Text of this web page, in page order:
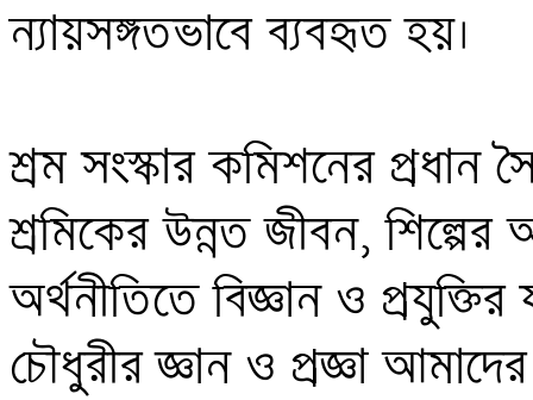
ন্যায়সঙ্গতভাবে ব্যবহৃত হয়।
শ্রম সংস্কার কমিশনের
শ্রমিকের উন্নত জীবন,
অর্থনীতিতে বিজ্ঞান ও
চৌধুরীর জ্ঞান ও প্রজ্ঞা